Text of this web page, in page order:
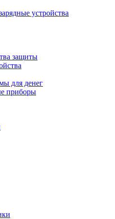
устройства
защиты
для денег
приборы